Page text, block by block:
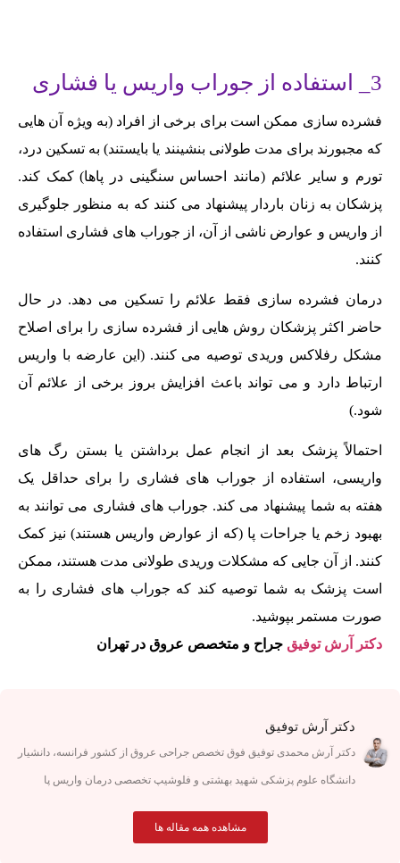
3_ استفاده از جوراب واریس یا فشاری
فشرده سازی ممکن است برای برخی از افراد (به ویژه آن هایی
که مجبورند برای مدت طولانی بنشینند یا بایستند) به تسکین درد،
تورم و سایر علائم (مانند احساس سنگینی در پاها) کمک کند.
پزشکان به زنان باردار پیشنهاد می کنند که به ‌منظور جلوگیری
از واریس و عوارض ناشی از آن، از جوراب‌ های فشاری استفاده
کنند.
درمان فشرده سازی فقط علائم را تسکین می دهد. در حال
حاضر اکثر پزشکان روش هایی از فشرده سازی را برای اصلاح
مشکل رفلاکس وریدی توصیه می کنند. (این عارضه با واریس
ارتباط دارد و می تواند باعث افزایش بروز برخی از علائم آن
شود.)
احتمالاً پزشک بعد از انجام عمل برداشتن یا بستن رگ های
واریسی، استفاده از جوراب های فشاری را برای حداقل یک
هفته به شما پیشنهاد می کند. جوراب‌ های فشاری می توانند به
بهبود زخم یا جراحات پا (که از عوارض واریس هستند) نیز کمک
کنند. از آن جایی که مشکلات وریدی طولانی مدت هستند، ممکن
است پزشک به شما توصیه کند که جوراب های فشاری را به
صورت مستمر بپوشید.
دکتر آرش توفیق جراح و متخصص عروق در تهران
دکتر آرش توفیق
دکتر آرش محمدی توفیق فوق تخصص جراحی عروق از کشور فرانسه، دانشیار
دانشگاه علوم پزشکی شهید بهشتی و فلوشیپ تخصصی درمان واریس پا
مشاهده همه مقاله ها